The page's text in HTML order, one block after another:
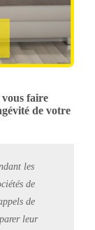
faire
de votre
les
de
de
leur